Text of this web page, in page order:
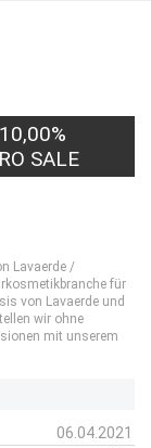
10,00%
SALE
Lavaerde /
für
von Lavaerde und
wir ohne
mit unserem
06.04.2021